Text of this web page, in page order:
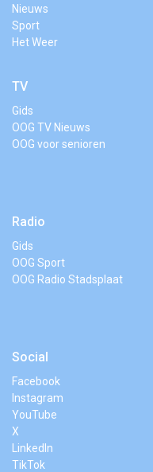
Nieuws
Sport
Het Weer
TV
Gids
OOG TV Nieuws
OOG voor senioren
Radio
Gids
OOG Sport
OOG Radio Stadsplaat
Social
Facebook
Instagram
YouTube
X
LinkedIn
TikTok